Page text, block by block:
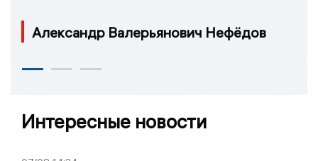
Александр Валерьянович Нефёдов
Интересные новости